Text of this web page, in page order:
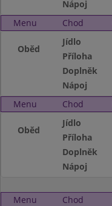
Nápoj
Menu
Chod
Oběd
Jídlo
Příloha
Doplněk
Nápoj
Menu
Chod
Oběd
Jídlo
Příloha
Doplněk
Nápoj
Menu Chod